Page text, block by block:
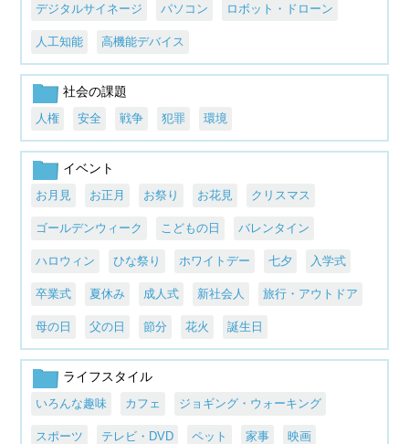
デジタルサイネージ パソコン ロボット・ドローン
人工知能 高機能デバイス
社会の課題
人権 安全 戦争 犯罪 環境
イベント
お月見 お正月 お祭り お花見 クリスマス
ゴールデンウィーク こどもの日 バレンタイン
ハロウィン ひな祭り ホワイトデー 七夕 入学式
卒業式 夏休み 成人式 新社会人 旅行・アウトドア
母の日 父の日 節分 花火 誕生日
ライフスタイル
いろんな趣味 カフェ ジョギング・ウォーキング
スポーツ テレビ・DVD ペット 家事 映画